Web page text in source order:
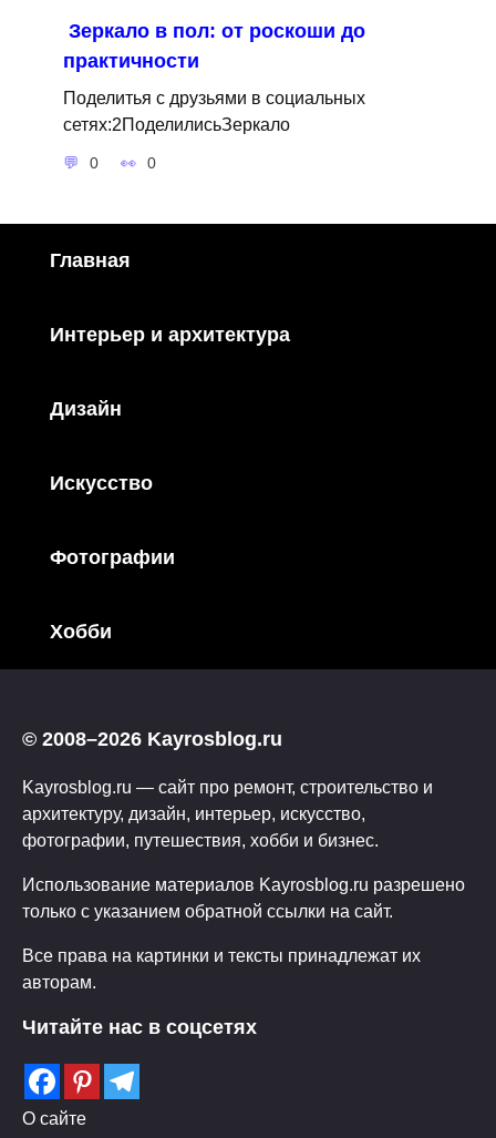
Зеркало в пол: от роскоши до
практичности
Поделитья с друзьями в социальных
сетях:2ПоделилисьЗеркало
0 0
Главная
Интерьер и архитектура
Дизайн
Искусство
Фотографии
Хобби
© 2008–2026 Kayrosblog.ru
Kayrosblog.ru — сайт про ремонт, строительство и
архитектуру, дизайн, интерьер, искусство,
фотографии, путешествия, хобби и бизнес.
Использование материалов Kayrosblog.ru разрешено
только с указанием обратной ссылки на сайт.
Все права на картинки и тексты принадлежат их
авторам.
Читайте нас в соцсетях
О сайте